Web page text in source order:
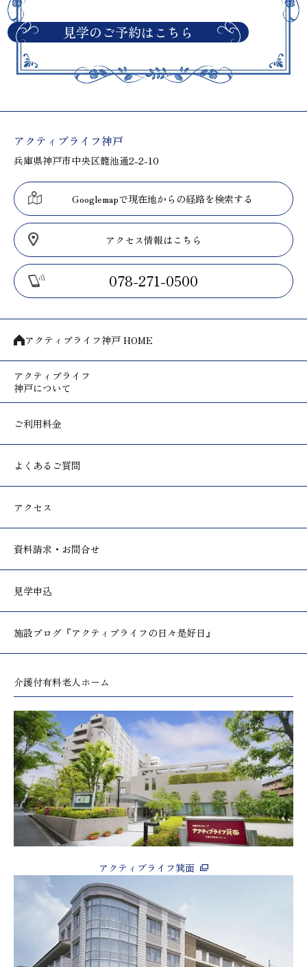
見学のご予約はこちら
アクティブライフ神戸
兵庫県神戸市中央区籠池通2-2-10
Googlemapで現在地からの経路を検索する
アクセス情報はこちら
078-271-0500
アクティブライフ神戸 HOME
アクティブライフ
神戸について
ご利用料金
よくあるご質問
アクセス
資料請求・お問合せ
見学申込
施設ブログ 『アクティブライフの日々是好日』
介護付有料老人ホーム
アクティブライフ箕面